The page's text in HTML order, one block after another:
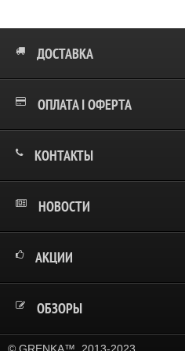
ДОСТАВКА
ОПЛАТА І ОФЕРТА
КОНТАКТЫ
НОВОСТИ
АКЦИИ
ОБЗОРЫ